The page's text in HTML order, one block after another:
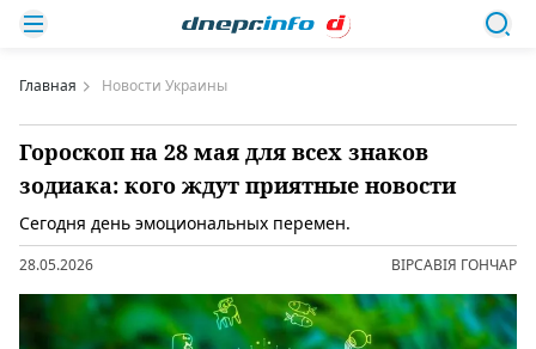
Главная Новости Украины
Гороскоп на 28 мая для всех знаков
зодиака: кого ждут приятные новости
Сегодня день эмоциональных перемен.
28.05.2026 ВІРСАВІЯ ГОНЧАР